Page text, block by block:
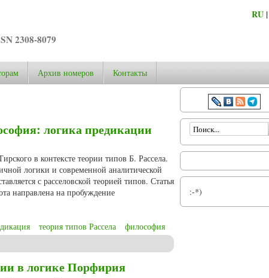
2308-8079
RU |
Архив номеров Контакты
логика предикации
в контексте теории типов Б. Рассела.
логики и современной аналитической
с расселовской теорией типов. Статья
направлена на пробуждение
теория типов Рассела философия
в логике Порфирия
Форма поиска
:-*)